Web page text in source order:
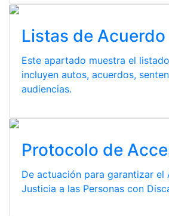
Listas de Acuerdo
Este apartado muestra el
incluyen autos, acuerdos,
audiencias.
Protocolo de
De actuación para garantizar el
Justicia a las Personas con